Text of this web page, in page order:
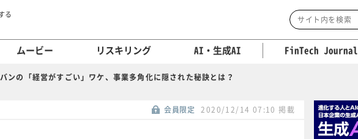
る
ムービー リスキリング AI・生成AI FinTech Journal
ンの「経営がすごい」ワケ、事業多角化に隠された秘訣とは？
会員限定 2020/12/14 07:10 掲載